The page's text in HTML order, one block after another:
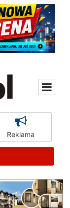
Reklama